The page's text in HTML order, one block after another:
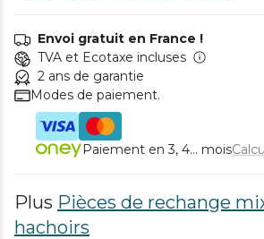
Envoi gratuit en France !
TVA et Ecotaxe incluses
2 ans de garantie
Modes de paiement.
Paiement en 3, 4... mois
Plus Pièces de rechange
hachoirs